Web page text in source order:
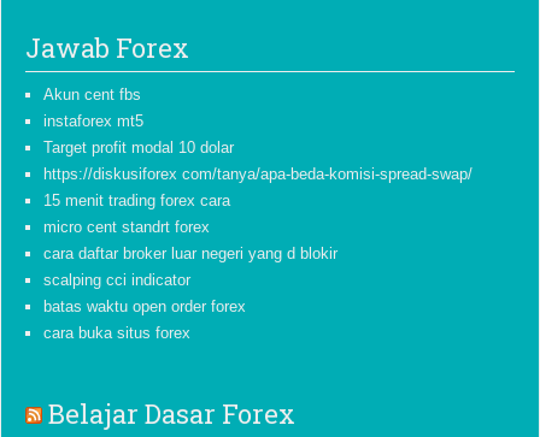
Jawab Forex
Akun cent fbs
instaforex mt5
Target profit modal 10 dolar
https://diskusiforex com/tanya/apa-beda-komisi-spread-swap/
15 menit trading forex cara
micro cent standrt forex
cara daftar broker luar negeri yang d blokir
scalping cci indicator
batas waktu open order forex
cara buka situs forex
Belajar Dasar Forex